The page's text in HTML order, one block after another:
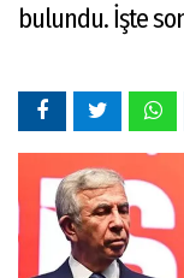
bulundu. İşte